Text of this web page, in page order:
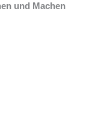
und Machen